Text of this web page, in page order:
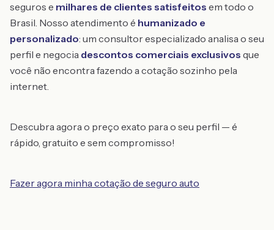
seguros e milhares de clientes satisfeitos em todo o
Brasil. Nosso atendimento é humanizado e
personalizado: um consultor especializado analisa o seu
perfil e negocia descontos comerciais exclusivos que
você não encontra fazendo a cotação sozinho pela
internet.
Descubra agora o preço exato para o seu perfil — é
rápido, gratuito e sem compromisso!
Fazer agora minha cotação de seguro auto